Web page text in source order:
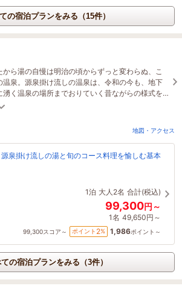
の宿泊プランをみる（15件）
から湯の自慢は明治の頃からずっと変わらぬ、こ
温泉。源泉掛け流しの温泉は、令和の今も、地下
湧く温泉の場所までおりていく昔ながらの様式を
り続けています。
地図・アクセス
源泉掛け流しの湯と旬のコース料理を愉しむ基本
1泊 大人2名 合計(税込)
99,300円～
1名 49,650円～
99,300スコア～ ポイント 2% 1,986ポイント～
の宿泊プランをみる（3件）